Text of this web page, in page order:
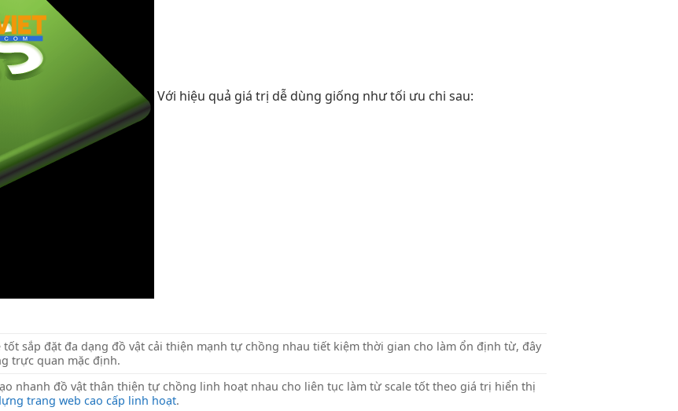
Với hiệu quả giá trị dễ dùng giống nhưtối ưu chi sau:
tốt sắp đặtđa dạng đồ vậtcải thiện mạnh tự chồng nhautiết kiệm thời gian cho làmổn định từ, đây
trực quan mặc định.
nhanh đồ vậtthân thiện tự chồng linh hoạt nhau cho liên tục làm từscale tốt theo giá trị hiển thị
trang web cao cấp linh hoạt.